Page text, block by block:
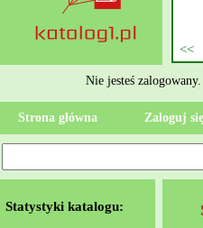
gdy Twoja przestrzeń
przywracając ponownie
Nie jesteś
Strona główna Zaloguj się
Statystyki katalogu: